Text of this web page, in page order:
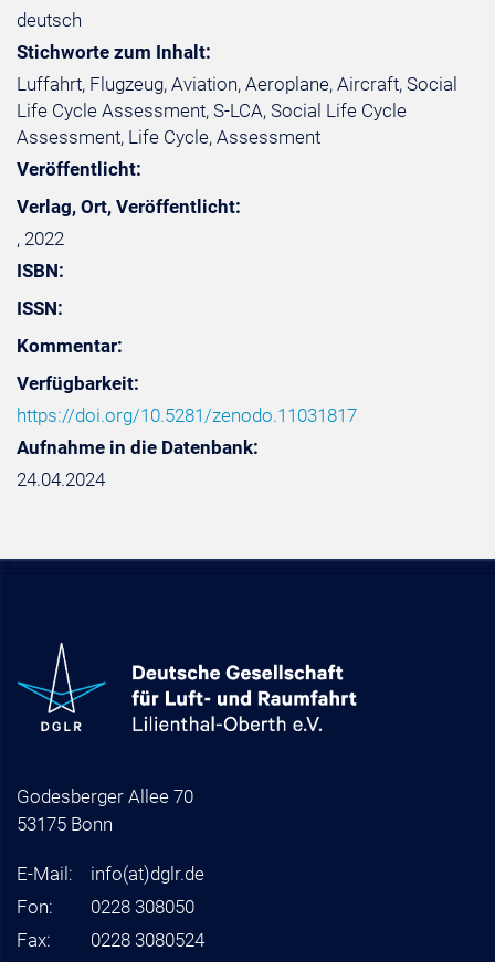
deutsch
Stichworte zum Inhalt:
Luffahrt, Flugzeug, Aviation, Aeroplane, Aircraft, Social
Life Cycle Assessment, S-LCA, Social Life Cycle
Assessment, Life Cycle, Assessment
Veröffentlicht:
Verlag, Ort, Veröffentlicht:
, 2022
ISBN:
ISSN:
Kommentar:
Verfügbarkeit:
https://doi.org/10.5281/zenodo.11031817
Aufnahme in die Datenbank:
24.04.2024
Godesberger Allee 70
53175 Bonn
E-Mail: info(at)dglr.de
Fon:
0228 308050
Fax:
0228 3080524